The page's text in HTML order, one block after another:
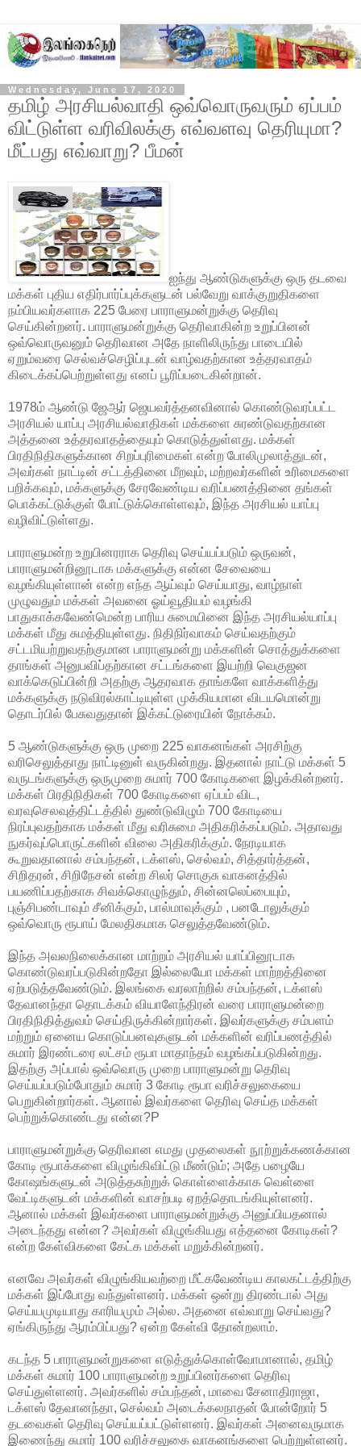
Wednesday, June 17, 2020
தமிழ் அரசியல்வாதி ஒவ்வொருவரும் ஏப்பம்
விட்டுள்ள வரிவிலக்கு எவ்வளவு தெரியுமா?
மீட்பது எவ்வாறு? பீமன்
ஐந்து ஆண்டுகளுக்கு ஒரு தடவை
மக்கள் புதிய எதிர்பார்ப்புக்களுடன் பல்வேறு வாக்குறுதிகளை
நம்பியவர்களாக 225 பேரை பாராளுமன்றுக்கு தெரிவு
செய்கின்றனர். பாராளுமன்றுக்கு தெரிவாகின்ற உறுப்பினன்
ஒவ்வொருவனும் தெரிவான அதே நாளிலிருந்து பாடையில்
ஏறும்வரை செல்வச்செழிப்புடன் வாழ்வதற்கான உத்தரவாதம்
கிடைக்கப்பெற்றுள்ளது எனப் பூரிப்படைகின்றான்.
1978ம் ஆண்டு ஜேஆர் ஜெயவர்த்தனவினால் கொண்டுவரப்பட்ட
அரசியல் யாப்பு அரசியல்வாதிகள் மக்களை சுரண்டுவதற்கான
அத்தனை உத்தரவாதத்தையும் கொடுத்துள்ளது. மக்கள்
பிரதிநிதிகளுக்கான சிறப்புரிமைகள் என்ற போலிமுலாத்துடன்,
அவர்கள் நாட்டின் சட்டத்தினை மீறவும், மற்றவர்களின் உரிமைகளை
பறிக்கவும், மக்களுக்கு சேரவேண்டிய வரிப்பணத்தினை தங்கள்
பொக்கட்டுக்குள் போட்டுக்கொள்ளவும், இந்த அரசியல் யாப்பு
வழிவிட்டுள்ளது.
பாராளுமன்ற உறுபினரராக தெரிவு செய்யப்படும் ஒருவன்,
பாராளுமன்றினூடாக மக்களுக்கு என்ன சேவையை
வழங்கியுள்ளான் என்ற எந்த ஆய்வும் செய்யாது, வாழ்நாள்
முழுவதும் மக்கள் அவனை ஓய்வூதியம் வழங்கி
பாதுகாக்கவேண்மென்ற பாரிய சுமையினை இந்த அரசியல்யாப்பு
மக்கள் மீது சுமத்தியுள்ளது. நிதிநிர்வாகம் செய்வதற்கும்
சட்டமியற்றுவதற்குமான பாராளுமன்று மக்களின் சொத்துக்களை
தாங்கள் அனுபவிப்தற்கான சட்டங்களை இயற்றி வெகுஜன
வாக்கெடுப்பின்றி அதற்கு ஆதரவாக தாங்களே வாக்களித்து
மக்களுக்கு நடுவிரல்காட்டியுள்ள முக்கியமான விடயமொன்று
தொடர்பில் பேசுவதுதான் இக்கட்டுரையின் நோக்கம்.
5 ஆண்டுகளுக்கு ஒரு முறை 225 வாகனங்கள் அரசிற்கு
வரிசெலுத்தாது நாட்டினுள் வருகின்றது. இதனால் நாட்டு மக்கள் 5
வருடங்களுக்கு ஒருமுறை சுமார் 700 கோடிகளை இழக்கின்றனர்.
மக்கள் பிரதிநிதிகள் 700 கோடிகளை ஏப்பம் விட,
வரவுசெலவுத்திட்டத்தில் துண்டுவிழும் 700 கோடியை
நிரப்புவதற்காக மக்கள் மீது வரிசுமை அதிகரிக்கப்படும். அதாவது
நுகர்வுப்பொருட்களின் விலை அதிகரிக்கும். நேரடியாக
கூறுவதானால் சம்பந்தன், டக்ளஸ், செல்வம், சித்தார்த்தன்,
சிறிதரன், சிறிநேசன் என்ற சிலர் சொகுசு வாகனத்தில்
பயணிப்பதற்காக சிவக்கொழுந்தும், சின்னலெப்பையும்,
புஞ்சிபண்டாவும் சீனிக்கும், பால்மாவுக்கும் , பனடோலுக்கும்
ஒவ்வொரு ரூபாய் மேலதிகமாக செலுத்தவேண்டும்.
இந்த அவலநிலைக்கான மாற்றம் அரசியல் யாப்பினூடாக
கொண்டுவரப்படுகின்றதோ இல்லையோ மக்கள் மாற்றத்தினை
ஏற்படுத்தவேண்டும். இலங்கை வரலாற்றில் சம்பந்தன், டக்ளஸ்
தேவானந்தா தொடக்கம் வியாளேந்திரன் வரை பாராளுமன்றை
பிரதிநிதித்துவம் செய்திருக்கின்றார்கள். இவர்களுக்கு சம்பளம்
மற்றும் ஏனைய கொடுப்பனவுகளுடன் மக்களின் வரிப்பணத்தில்
சுமார் இரண்டரை லட்சம் ரூபா மாதாந்தம் வழங்கப்படுகின்றது.
இதற்கு அப்பால் ஒவ்வொரு முறை பாராளுமன்று தெரிவு
செய்யப்படும்போதும் சுமார் 3 கோடி ரூபா வரிச்சலுகையை
பெறுகின்றார்கள். ஆனால் இவர்களை தெரிவு செய்த மக்கள்
பெற்றுக்கொண்டது என்ன?P
பாராளுமன்றுக்கு தெரிவான எமது முதலைகள் நூற்றுக்கணக்கான
கோடி ரூபாக்களை விழுங்கிவிட்டு மீண்டும்; அதே பழையே
கோஷங்களுடன் அடுத்தசுற்றுக் கொள்ளைக்காக வெள்ளை
வேட்டிகளுடன் மக்களின் வாசற்படி ஏறத்தொடங்கியுள்ளனர்.
ஆனால் மக்கள் இவர்களை பாராளுமன்றுக்கு அனுப்பியதனால்
அடைந்தது என்ன? அவர்கள் விழுங்கியது எத்தனை கோடிகள்?
என்ற கேள்விகளை கேட்க மக்கள் மறுக்கின்றனர்.
எனவே அவர்கள் விழுங்கியவற்றை மீட்கவேண்டிய காலகட்டத்திற்கு
மக்கள் இப்போது வந்துள்ளனர். மக்கள் ஒன்று திரண்டால் அது
செய்யமுடியாது காரியமும் அல்ல. அதனை எவ்வாறு செய்வது?
ஏங்கிருந்து ஆரம்பிப்பது? ஏன்ற கேள்வி தோன்றலாம்.
கடந்த 5 பாராளுமன்றுகளை எடுத்துக்கொள்வோமானால், தமிழ்
மக்கள் சுமார் 100 பாராளுமன்ற உறுப்பினர்களை தெரிவு
செய்துள்ளனர். அவர்களில் சம்பந்தன், மாவை சேனாதிராஜா,
டக்ளஸ் தேவானந்தா, செல்வம் அடைக்கலநாதன் போன்றோர் 5
தடவைகள் தெரிவு செய்யப்பட்டுள்ளனர். இவர்கள் அனைவருமாக
இணைந்து சுமார் 100 வரிச்சலுகை வாகனங்களை பெற்றுள்ளனர்.